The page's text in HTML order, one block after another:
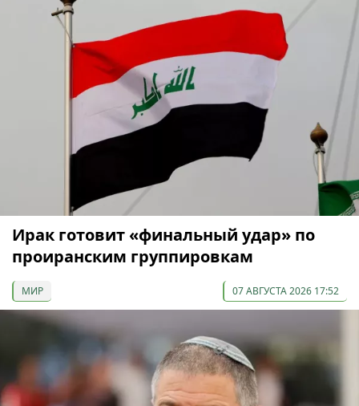
Ирак готовит «финальный удар» по
проиранским группировкам
МИР 07 АВГУСТА 2026 17:52